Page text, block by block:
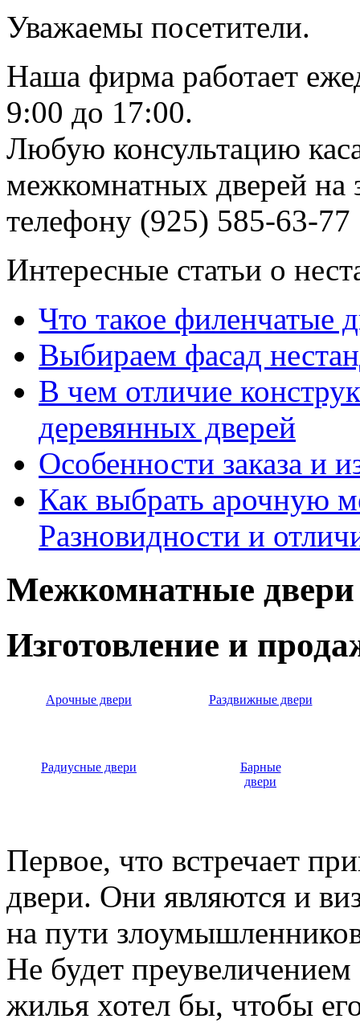
Уважаемы посетители.
Наша фирма работает
9:00 до 17:00.
Любую консультацию
межкомнатных дверей на
телефону (925) 585-63-77
Интересные статьи о
Что такое филенчатые
Выбираем фасад
В чем отличие
деревянных дверей
Особенности заказа и
Как выбрать арочную
Разновидности и
Межкомнатные двери
Изготовление и
Арочные двери Раздвижные двери
Радиусные двери
Барные
двери
Первое, что встречает
двери. Они являются и
на пути
Не будет
жилья хотел бы, чтобы